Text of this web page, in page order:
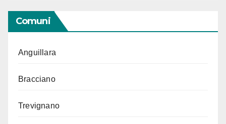
Comuni
Anguillara
Bracciano
Trevignano